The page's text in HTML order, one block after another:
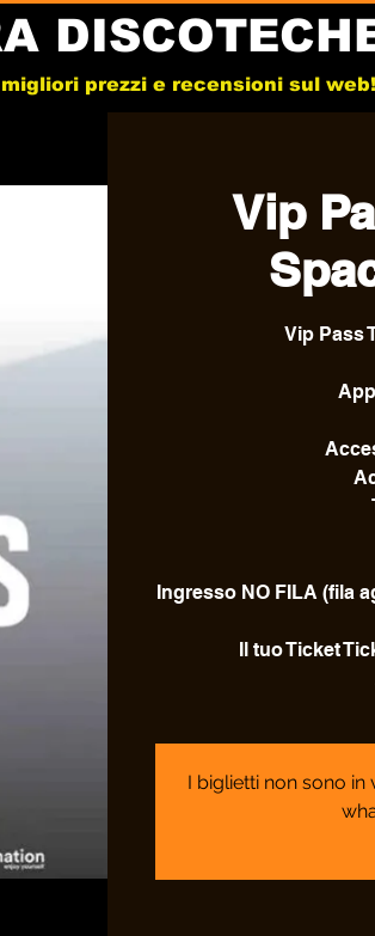
prezzi e recensioni sul
Vip
Vip Pass
Ingresso NO FILA (fila
Il tuo Ticket
I biglietti non sono in